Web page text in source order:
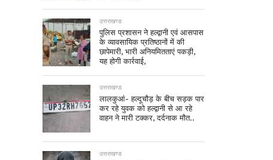
उत्तराखण्ड
पुलिस प्रशासन ने हल्द्वानी एवं आसपास
के व्यावसायिक प्रतिष्ठानों में की
छापेमारी, भारी अनियमितताएं पकड़ी,
यह होगी कार्रवाई,
उत्तराखण्ड
लालकुआं- हल्दूचौड़ के बीच सड़क पार
कर रहे युवक को हल्द्वानी से आ रहे
वाहन ने मारी टक्कर, दर्दनाक मौत..
उत्तराखण्ड